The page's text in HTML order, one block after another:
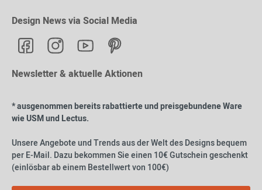
Design News via Social Media
Newsletter & aktuelle Aktionen
* ausgenommen bereits rabattierte und preisgebundene Ware
wie USM und Lectus.
Unsere Angebote und Trends aus der Welt des Designs bequem
per E-Mail. Dazu bekommen Sie einen 10€ Gutschein geschenkt
(einlösbar ab einem Bestellwert von 100€)